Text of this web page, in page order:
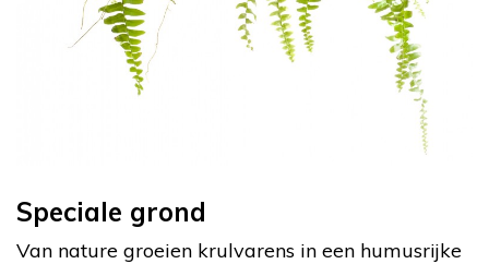
Speciale grond
Van nature groeien krulvarens in een humusrijke